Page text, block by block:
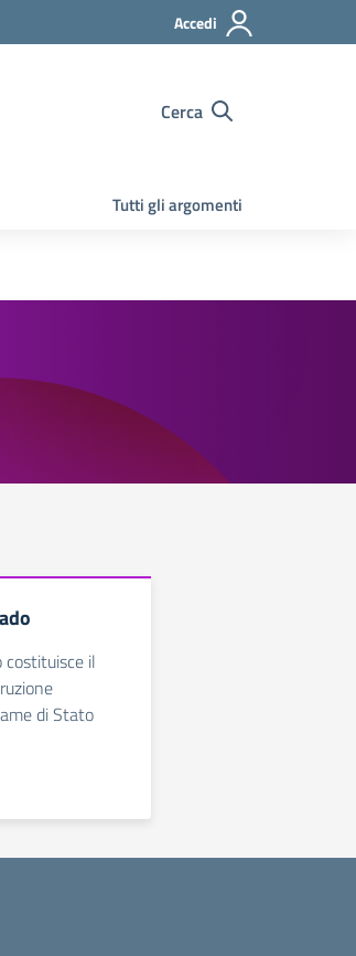
Accedi
Cerca
Tutti gli argomenti
costituisce il
di Stato